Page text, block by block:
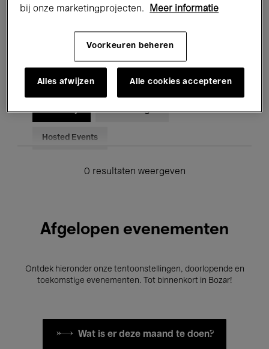
Jazz Klassieke Muziek Global Music
Elektronische Muziek
Voor iedereen Kids’ Palace
Onderwijs Rondleidingen
Hosted Events
0 resultaten weergeven
Afgelopen evenementen
Ontdek hieronder onze tentoonstellingen, doorlopende en
toekomstige evenementen. Tot binnenkort in Bozar!
Wat is er deze maand te doen?
bij onze marketingprojecten.
Meer informatie
Voorkeuren beheren
Alles afwijzen Alle cookies accepteren